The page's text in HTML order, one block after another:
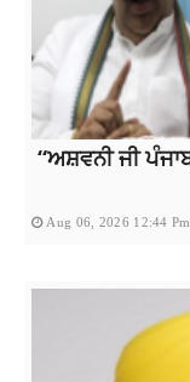
“ਅਸ਼ਵਨੀ ਜੀ
Aug 06, 2026 12:44 Pm